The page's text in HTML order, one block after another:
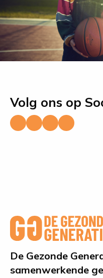
Volg ons op
Ga Ga ga
Ga
De Gezonde
samenwerkende